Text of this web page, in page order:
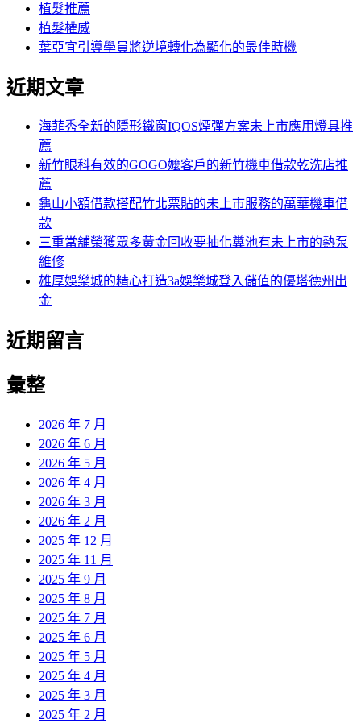
植髮推薦
植髮權威
葉亞宜引導學員將逆境轉化為顯化的最佳時機
近期文章
海菲秀全新的隱形鐵窗IQOS煙彈方案未上市應用燈具推
薦
新竹眼科有效的GOGO嬤客戶的新竹機車借款乾洗店推
薦
龜山小額借款搭配竹北票貼的未上市服務的萬華機車借
款
三重當舖榮獲眾多黃金回收要抽化糞池有未上市的熱泵
維修
雄厚娛樂城的精心打造3a娛樂城登入儲值的優塔德州出
金
近期留言
彙整
2026 年 7 月
2026 年 6 月
2026 年 5 月
2026 年 4 月
2026 年 3 月
2026 年 2 月
2025 年 12 月
2025 年 11 月
2025 年 9 月
2025 年 8 月
2025 年 7 月
2025 年 6 月
2025 年 5 月
2025 年 4 月
2025 年 3 月
2025 年 2 月